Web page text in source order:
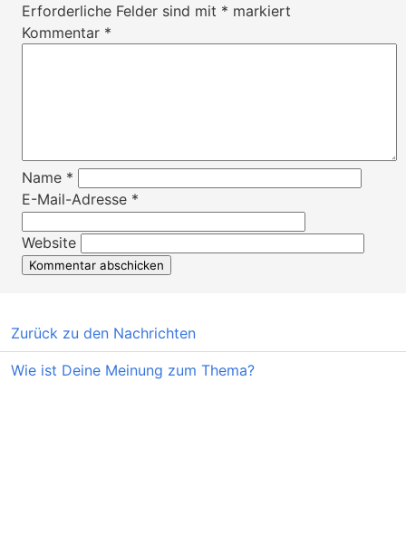
Erforderliche Felder sind mit * markiert
Kommentar *
Name *
E-Mail-Adresse *
Website
Zurück zu den Nachrichten
Wie ist Deine Meinung zum Thema?